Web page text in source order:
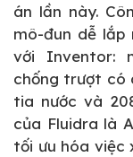
án lần này.
mô-đun dễ lắp
với Inventor:
chống trượt có
tia nước và
của Fluidra là
tối ưu hóa việc